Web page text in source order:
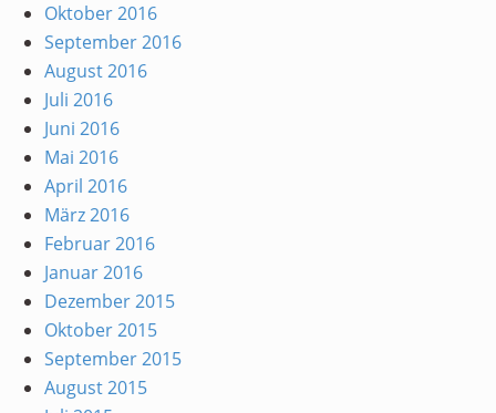
Oktober 2016
September 2016
August 2016
Juli 2016
Juni 2016
Mai 2016
April 2016
März 2016
Februar 2016
Januar 2016
Dezember 2015
Oktober 2015
September 2015
August 2015